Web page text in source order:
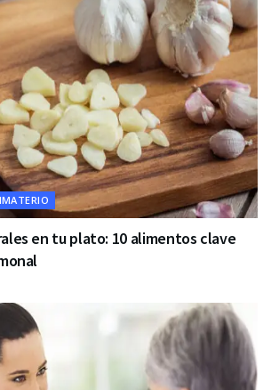
en tu plato: 10 alimentos clave